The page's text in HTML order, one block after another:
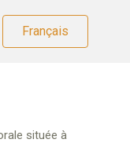
située à